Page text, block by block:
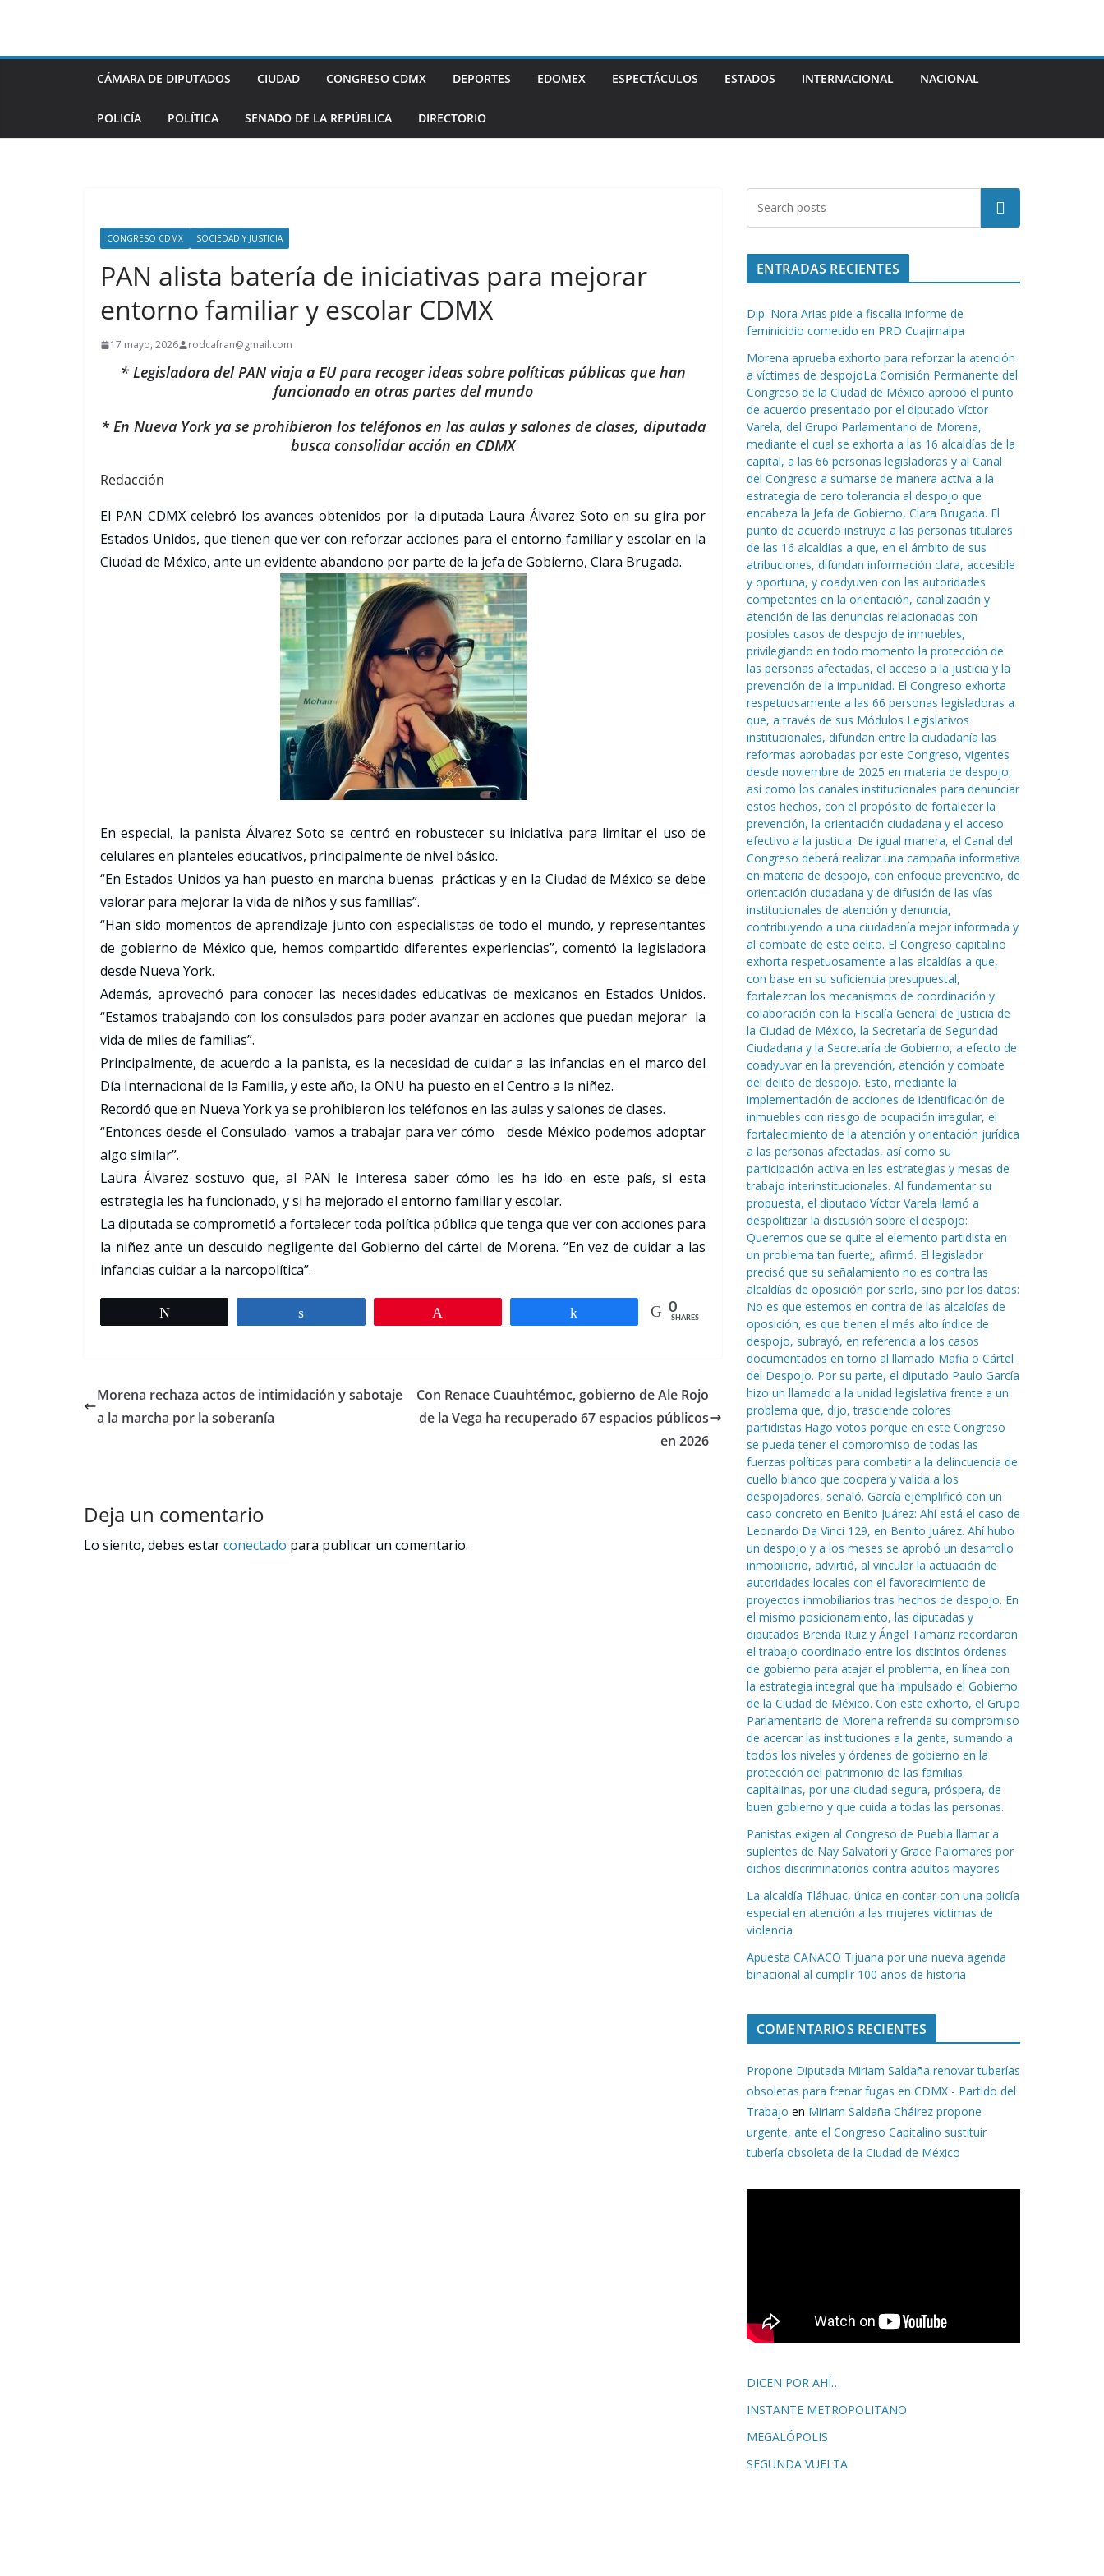
contenido
CÁMARA DE DIPUTADOS CIUDAD CONGRESO CDMX DEPORTES EDOMEX ESPECTÁCULOS ESTADOS INTERNACIONAL NACIONAL
POLICÍA POLÍTICA SENADO DE LA REPÚBLICA DIRECTORIO
CONGRESO CDMX SOCIEDAD Y JUSTICIA
PAN alista batería de iniciativas para mejorar
entorno familiar y escolar CDMX
17 mayo, 2026 rodcafran@gmail.com
* Legisladora del PAN viaja a EU para recoger ideas sobre políticas públicas que han
funcionado en otras partes del mundo
* En Nueva York ya se prohibieron los teléfonos en las aulas y salones de clases, diputada
busca consolidar acción en CDMX
Redacción
El PAN CDMX celebró los avances obtenidos por la diputada Laura Álvarez Soto en su gira por
Estados Unidos, que tienen que ver con reforzar acciones para el entorno familiar y escolar en la
Ciudad de México, ante un evidente abandono por parte de la jefa de Gobierno, Clara Brugada.
En especial, la panista Álvarez Soto se centró en robustecer su iniciativa para limitar el uso de
celulares en planteles educativos, principalmente de nivel básico.
“En Estados Unidos ya han puesto en marcha buenas prácticas y en la Ciudad de México se debe
valorar para mejorar la vida de niños y sus familias”.
“Han sido momentos de aprendizaje junto con especialistas de todo el mundo, y representantes
de gobierno de México que, hemos compartido diferentes experiencias”, comentó la legisladora
desde Nueva York.
Además, aprovechó para conocer las necesidades educativas de mexicanos en Estados Unidos.
“Estamos trabajando con los consulados para poder avanzar en acciones que puedan mejorar la
vida de miles de familias”.
Principalmente, de acuerdo a la panista, es la necesidad de cuidar a las infancias en el marco del
Día Internacional de la Familia, y este año, la ONU ha puesto en el Centro a la niñez.
Recordó que en Nueva York ya se prohibieron los teléfonos en las aulas y salones de clases.
“Entonces desde el Consulado vamos a trabajar para ver cómo desde México podemos adoptar
algo similar”.
Laura Álvarez sostuvo que, al PAN le interesa saber cómo les ha ido en este país, si esta
estrategia les ha funcionado, y si ha mejorado el entorno familiar y escolar.
La diputada se comprometió a fortalecer toda política pública que tenga que ver con acciones para
la niñez ante un descuido negligente del Gobierno del cártel de Morena. “En vez de cuidar a las
infancias cuidar a la narcopolítica”.
0
SHARES
Morena rechaza actos de intimidación y sabotaje
a la marcha por la soberanía
Con Renace Cuauhtémoc, gobierno de Ale Rojo
de la Vega ha recuperado 67 espacios públicos
en 2026
Deja un comentario
Lo siento, debes estarconectado para publicar un comentario.
Buscar
ENTRADAS RECIENTES
Dip. Nora Arias pide a fiscalía informe de
feminicidio cometido en PRD Cuajimalpa
Morena aprueba exhorto para reforzar la atención
a víctimas de despojoLa Comisión Permanente del
Congreso de la Ciudad de México aprobó el punto
de acuerdo presentado por el diputado Víctor
Varela, del Grupo Parlamentario de Morena,
mediante el cual se exhorta a las 16 alcaldías de la
capital, a las 66 personas legisladoras y al Canal
del Congreso a sumarse de manera activa a la
estrategia de cero tolerancia al despojo que
encabeza la Jefa de Gobierno, Clara Brugada. El
punto de acuerdo instruye a las personas titulares
de las 16 alcaldías a que, en el ámbito de sus
atribuciones, difundan información clara, accesible
y oportuna, y coadyuven con las autoridades
competentes en la orientación, canalización y
atención de las denuncias relacionadas con
posibles casos de despojo de inmuebles,
privilegiando en todo momento la protección de
las personas afectadas, el acceso a la justicia y la
prevención de la impunidad. El Congreso exhorta
respetuosamente a las 66 personas legisladoras a
que, a través de sus Módulos Legislativos
institucionales, difundan entre la ciudadanía las
reformas aprobadas por este Congreso, vigentes
desde noviembre de 2025 en materia de despojo,
así como los canales institucionales para denunciar
estos hechos, con el propósito de fortalecer la
prevención, la orientación ciudadana y el acceso
efectivo a la justicia. De igual manera, el Canal del
Congreso deberá realizar una campaña informativa
en materia de despojo, con enfoque preventivo, de
orientación ciudadana y de difusión de las vías
institucionales de atención y denuncia,
contribuyendo a una ciudadanía mejor informada y
al combate de este delito. El Congreso capitalino
exhorta respetuosamente a las alcaldías a que,
con base en su suficiencia presupuestal,
fortalezcan los mecanismos de coordinación y
colaboración con la Fiscalía General de Justicia de
la Ciudad de México, la Secretaría de Seguridad
Ciudadana y la Secretaría de Gobierno, a efecto de
coadyuvar en la prevención, atención y combate
del delito de despojo. Esto, mediante la
implementación de acciones de identificación de
inmuebles con riesgo de ocupación irregular, el
fortalecimiento de la atención y orientación jurídica
a las personas afectadas, así como su
participación activa en las estrategias y mesas de
trabajo interinstitucionales. Al fundamentar su
propuesta, el diputado Víctor Varela llamó a
despolitizar la discusión sobre el despojo:
Queremos que se quite el elemento partidista en
un problema tan fuerte;, afirmó. El legislador
precisó que su señalamiento no es contra las
alcaldías de oposición por serlo, sino por los datos:
No es que estemos en contra de las alcaldías de
oposición, es que tienen el más alto índice de
despojo, subrayó, en referencia a los casos
documentados en torno al llamado Mafia o Cártel
del Despojo. Por su parte, el diputado Paulo García
hizo un llamado a la unidad legislativa frente a un
problema que, dijo, trasciende colores
partidistas:Hago votos porque en este Congreso
se pueda tener el compromiso de todas las
fuerzas políticas para combatir a la delincuencia de
cuello blanco que coopera y valida a los
despojadores, señaló. García ejemplificó con un
caso concreto en Benito Juárez: Ahí está el caso de
Leonardo Da Vinci 129, en Benito Juárez. Ahí hubo
un despojo y a los meses se aprobó un desarrollo
inmobiliario, advirtió, al vincular la actuación de
autoridades locales con el favorecimiento de
proyectos inmobiliarios tras hechos de despojo. En
el mismo posicionamiento, las diputadas y
diputados Brenda Ruiz y Ángel Tamariz recordaron
el trabajo coordinado entre los distintos órdenes
de gobierno para atajar el problema, en línea con
la estrategia integral que ha impulsado el Gobierno
de la Ciudad de México. Con este exhorto, el Grupo
Parlamentario de Morena refrenda su compromiso
de acercar las instituciones a la gente, sumando a
todos los niveles y órdenes de gobierno en la
protección del patrimonio de las familias
capitalinas, por una ciudad segura, próspera, de
buen gobierno y que cuida a todas las personas.
Panistas exigen al Congreso de Puebla llamar a
suplentes de Nay Salvatori y Grace Palomares por
dichos discriminatorios contra adultos mayores
La alcaldía Tláhuac, única en contar con una policía
especial en atención a las mujeres víctimas de
violencia
Apuesta CANACO Tijuana por una nueva agenda
binacional al cumplir 100 años de historia
COMENTARIOS RECIENTES
Propone Diputada Miriam Saldaña renovar tuberías
obsoletas para frenar fugas en CDMX - Partido del
Trabajo en Miriam Saldaña Cháirez propone
urgente, ante el Congreso Capitalino sustituir
tubería obsoleta de la Ciudad de México
DICEN POR AHÍ…
INSTANTE METROPOLITANO
MEGALÓPOLIS
SEGUNDA VUELTA